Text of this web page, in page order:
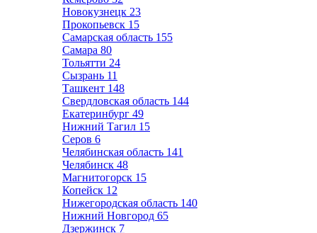
Новокузнецк 23
Прокопьевск 15
Самарская область 155
Самара 80
Тольятти 24
Сызрань 11
Ташкент 148
Свердловская область 144
Екатеринбург 49
Нижний Тагил 15
Серов 6
Челябинская область 141
Челябинск 48
Магнитогорск 15
Копейск 12
Нижегородская область 140
Нижний Новгород 65
Дзержинск 7